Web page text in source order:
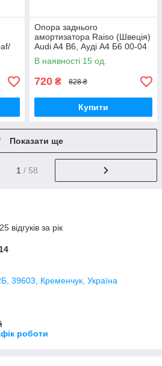
Опора заднього
амортизатора Raiso (Швеція)
Audi A4 B6, Ауді А4 Б6 00-04
#RC02327 UACVNAE17
В наявності 15 од.
720 ₴ 828 ₴
Купити
Показати ще
1 / 58
відгуків за рік
39603, Кременчук, Україна
роботи